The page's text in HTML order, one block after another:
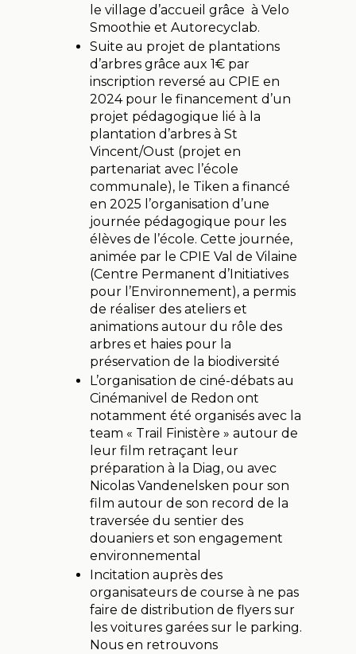
le village d’accueil grâce à Velo
Smoothie et Autorecyclab.
Suite au projet de plantations
d’arbres grâce aux 1€ par
inscription reversé au CPIE en
2024 pour le financement d’un
projet pédagogique lié à la
plantation d’arbres à St
Vincent/Oust (projet en
partenariat avec l’école
communale), le Tiken a financé
en 2025 l’organisation d’une
journée pédagogique pour les
élèves de l’école. Cette journée,
animée par le CPIE Val de Vilaine
(Centre Permanent d’Initiatives
pour l’Environnement), a permis
de réaliser des ateliers et
animations autour du rôle des
arbres et haies pour la
préservation de la biodiversité
L’organisation de ciné-débats au
Cinémanivel de Redon ont
notamment été organisés avec la
team « Trail Finistère » autour de
leur film retraçant leur
préparation à la Diag, ou avec
Nicolas Vandenelsken pour son
film autour de son record de la
traversée du sentier des
douaniers et son engagement
environnemental
Incitation auprès des
organisateurs de course à ne pas
faire de distribution de flyers sur
les voitures garées sur le parking.
Nous en retrouvons